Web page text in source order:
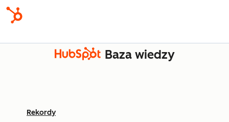
Baza wiedzy
Rekordy